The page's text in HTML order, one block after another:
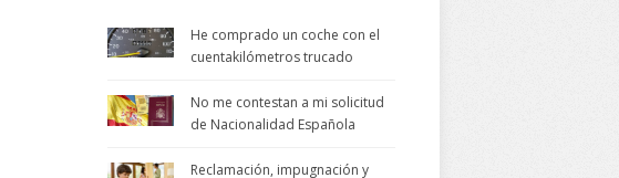
He comprado un coche con el
cuentakilómetros trucado
No me contestan a mi solicitud
de Nacionalidad Española
Reclamación, impugnación y